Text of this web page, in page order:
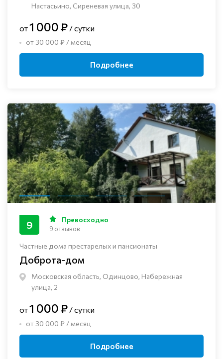
Настасьино, Сиреневая улица, 30
от1 000 ₽ / сутки
от 30 000 ₽ / месяц
Подробнее
Частные дома престарелых и пансионаты
Доброта-дом
Московская область, Одинцово, Набережная
улица, 2
9 Превосходно
9 отзывов
от1 000 ₽ / сутки
от 30 000 ₽ / месяц
Подробнее